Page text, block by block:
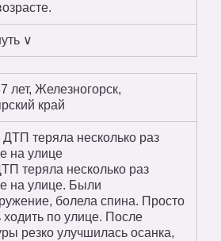
∨
лет, Железногорск,
край
ДТП теряла несколько раз
на улице
теряла несколько раз
на улице. Были
болела спина. Просто
ходить по улице. После
резко улучшилась осанка,